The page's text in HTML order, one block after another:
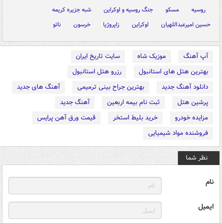
روسیه مسکو جنگ روسیه و اوکراین
شبه جزیره کریمه
حسین امیرعبداللهیان
اوکراین زاپروژیا خرسون ناتو
آپ آهنگ موزیک شاه
سایت تاریخ ایران
بهترین هتل های استانبول
رزرو هتل استانبول
دانلود آهنگ جدید
بهترین جراح بینی ترمیمی
آهنگ های جدید
پرشین هتل
ثبت نام بیمه اربعین
آهنگ جدید
مزایده خودرو
خرید بلیط استخر
قیمت ورق آهن پرایس
فروشنده مواد شیمیایی
نظر شما
نام
ایمیل